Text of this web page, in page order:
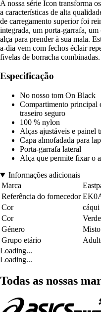
A nossa série Icon transforma
a características de alta
de carregamento superior foi
integrada, um porta-garrafa,
alça para prender à sua mala.
a-dia vem com fechos éclair
fivelas de borracha combinadas.
Especificação
No nosso tom On Black
Compartimento principal
traseiro seguro
100 % nylon
Alças ajustáveis e painel
Capa almofadada para
Porta-garrafa lateral
Alça que permite fixar o
Informações adicionais
Marca
Referência do fornecedor
Cor
cáqui
Cor
Verde
Género
Misto
Grupo etário
Loading...
Loading...
Todas as nossas